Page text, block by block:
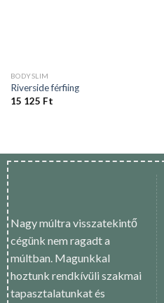
BODYSLIM
Riverside férfiing
15 125 Ft
Nagy múltra visszatekintő
cégünk nem ragadt a
múltban. Magunkkal
hoztunk rendkívüli szakmai
tapasztalatunkat és